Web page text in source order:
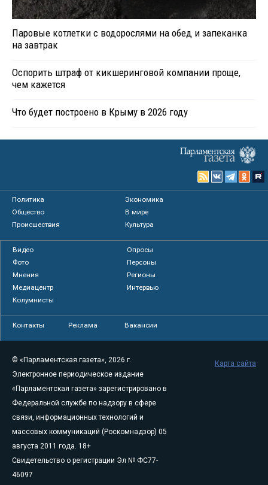
Паровые котлетки с водорослями на обед и запеканка
на завтрак
Оспорить штраф от кикшеринговой компании проще,
чем кажется
Что будет построено в Крыму в 2026 году
Политика
Экономика
Общество
В мире
Происшествия
Культура
Видео
Опросы
Фото
Персоны
Мнения
Регионы
Медиацентр
Интервью
Колумнисты
Контакты Реклама Вакансии
© «Парламентская газета», 2026 г.
Электронное периодическое издание
«Парламентская газета» зарегистрировано в
Федеральной службе по надзору в сфере
связи, информационных технологий и
массовых коммуникаций (Роскомнадзор) 05
августа 2011 года. 18+
Свидетельство о регистрации Эл № ФС77-
46097
Карта сайта